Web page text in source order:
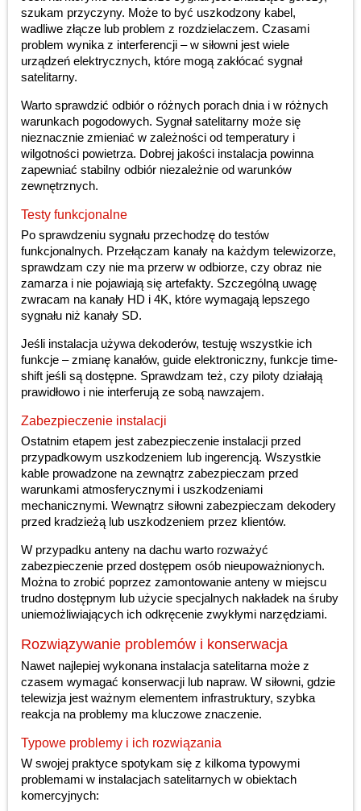
szukam przyczyny. Może to być uszkodzony kabel,
wadliwe złącze lub problem z rozdzielaczem. Czasami
problem wynika z interferencji – w siłowni jest wiele
urządzeń elektrycznych, które mogą zakłócać sygnał
satelitarny.
Warto sprawdzić odbiór o różnych porach dnia i w różnych
warunkach pogodowych. Sygnał satelitarny może się
nieznacznie zmieniać w zależności od temperatury i
wilgotności powietrza. Dobrej jakości instalacja powinna
zapewniać stabilny odbiór niezależnie od warunków
zewnętrznych.
Testy funkcjonalne
Po sprawdzeniu sygnału przechodzę do testów
funkcjonalnych. Przełączam kanały na każdym telewizorze,
sprawdzam czy nie ma przerw w odbiorze, czy obraz nie
zamarza i nie pojawiają się artefakty. Szczególną uwagę
zwracam na kanały HD i 4K, które wymagają lepszego
sygnału niż kanały SD.
Jeśli instalacja używa dekoderów, testuję wszystkie ich
funkcje – zmianę kanałów, guide elektroniczny, funkcje time-
shift jeśli są dostępne. Sprawdzam też, czy piloty działają
prawidłowo i nie interferują ze sobą nawzajem.
Zabezpieczenie instalacji
Ostatnim etapem jest zabezpieczenie instalacji przed
przypadkowym uszkodzeniem lub ingerencją. Wszystkie
kable prowadzone na zewnątrz zabezpieczam przed
warunkami atmosferycznymi i uszkodzeniami
mechanicznymi. Wewnątrz siłowni zabezpieczam dekodery
przed kradzieżą lub uszkodzeniem przez klientów.
W przypadku anteny na dachu warto rozważyć
zabezpieczenie przed dostępem osób nieupoważnionych.
Można to zrobić poprzez zamontowanie anteny w miejscu
trudno dostępnym lub użycie specjalnych nakładek na śruby
uniemożliwiających ich odkręcenie zwykłymi narzędziami.
Rozwiązywanie problemów i konserwacja
Nawet najlepiej wykonana instalacja satelitarna może z
czasem wymagać konserwacji lub napraw. W siłowni, gdzie
telewizja jest ważnym elementem infrastruktury, szybka
reakcja na problemy ma kluczowe znaczenie.
Typowe problemy i ich rozwiązania
W swojej praktyce spotykam się z kilkoma typowymi
problemami w instalacjach satelitarnych w obiektach
komercyjnych: